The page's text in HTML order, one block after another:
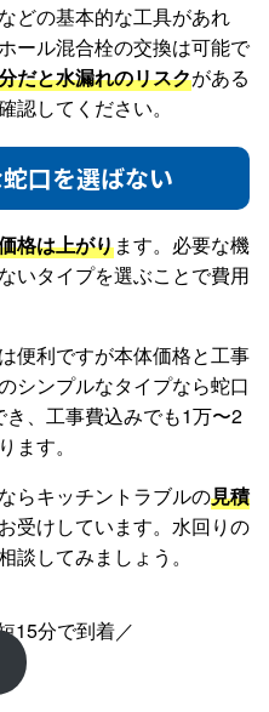
どの基本的な工具があれ
ール混合栓の交換は可能で
だと水漏れのリスクがある
認してください。
口を選ばない
格は上がります。必要な機
いタイプを選ぶことで費用
便利ですが本体価格と工事
シンプルなタイプなら蛇口
、工事費込みでも1万〜2
ます。
ならキッチントラブルの見積
受けしています。水回りの
談してみましょう。
15分で到着／